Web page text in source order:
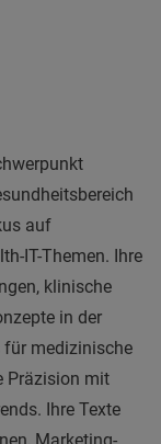
auf
IT-Themen. Ihre
klinische
in der
medizinische
Präzision mit
Ihre Texte
Marketing-